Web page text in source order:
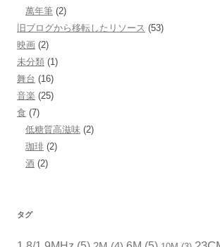
萬年筆 (2)
旧ブログから移転したリソース (53)
映画 (2)
未分類 (1)
舞台 (16)
音楽 (25)
食 (7)
低糖質高滋味 (2)
珈琲 (2)
酒 (2)
タグ